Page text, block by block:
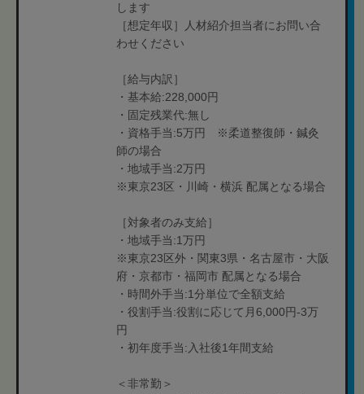
します
［想定年収］人材紹介担当者にお問い合
わせください
［給与内訳］
・基本給:228,000円
・固定残業代:無し
・資格手当:5万円 ※柔道整復師・鍼灸
師の場合
・地域手当:2万円
※東京23区・川崎・横浜 配属となる場合
［対象者のみ支給］
・地域手当:1万円
※東京23区外・関東3県・名古屋市・大阪
府・京都市・福岡市 配属となる場合
・時間外手当:1分単位で全額支給
・役割手当:役割に応じて月6,000円-3万
円
・初年度手当:入社後1年間支給
＜非常勤＞